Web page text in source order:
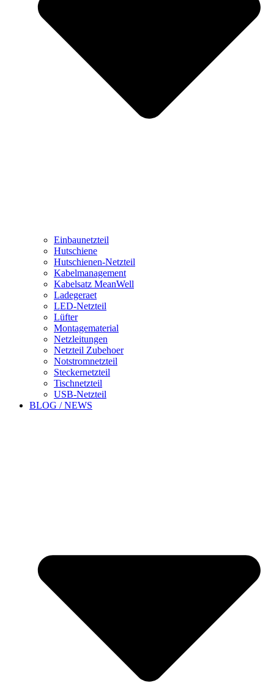
Einbaunetzteil
Hutschiene
Hutschienen-Netzteil
Kabelmanagement
Kabelsatz MeanWell
Ladegeraet
LED-Netzteil
Lüfter
Montagematerial
Netzleitungen
Netzteil Zubehoer
Notstromnetzteil
Steckernetzteil
Tischnetzteil
USB-Netzteil
BLOG / NEWS